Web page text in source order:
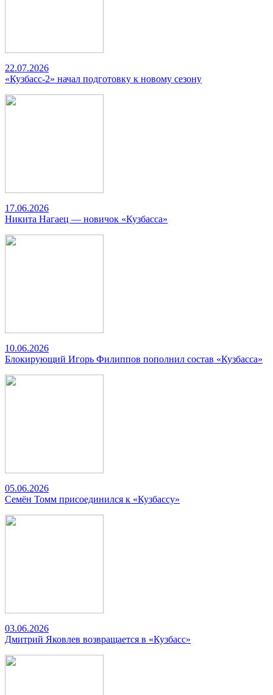
22.07.2026
«Кузбасс-2» начал подготовку к новому сезону
17.06.2026
Никита Нагаец — новичок «Кузбасса»
10.06.2026
Блокирующий Игорь Филиппов пополнил состав «Кузбасса»
05.06.2026
Семён Томм присоединился к «Кузбассу»
03.06.2026
Дмитрий Яковлев возвращается в «Кузбасс»